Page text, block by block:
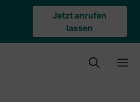
Jetzt anrufen
lassen